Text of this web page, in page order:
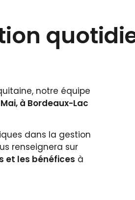
notre équipe
à Bordeaux-Lac
dans la gestion
renseignera sur
et les bénéfices à